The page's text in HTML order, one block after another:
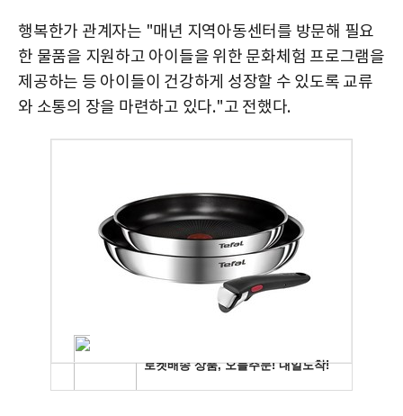
행복한가 관계자는 "매년 지역아동센터를 방문해 필요
한 물품을 지원하고 아이들을 위한 문화체험 프로그램을
제공하는 등 아이들이 건강하게 성장할 수 있도록 교류
와 소통의 장을 마련하고 있다."고 전했다.